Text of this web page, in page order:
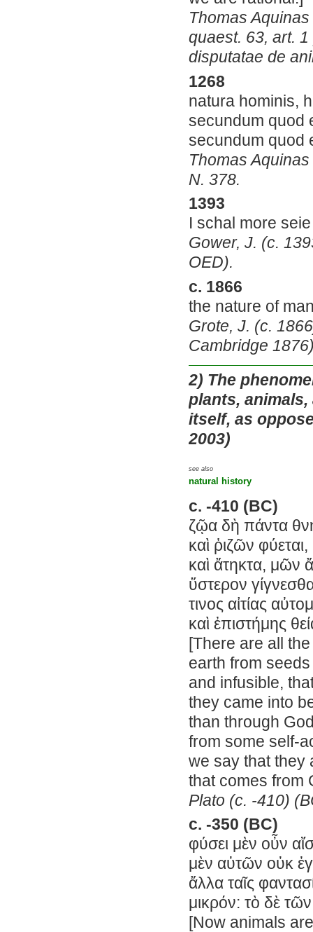
Thomas
quaest. 63, art.
disputatae de
1268
natura hominis,
secundum quod
secundum quod
Thomas
N. 378.
1393
I schal more
Gower, J. (c.
OED).
c. 1866
the nature of
Grote, J. (c.
Cambridge
2) The
plants,
itself, as
2003)
see also
natural history
c. -410 (BC)
ζῷα δὴ πάντα
καὶ ῥιζῶν
καὶ ἄτηκτα, μῶν
ὕστερον
τινος αἰτίας
καὶ ἐπιστήμης
[There are all
earth from
and infusible,
they came into
than through
from some self-
we say that they
that comes from
Plato (c. -410)
c. -350 (BC)
φύσει μὲν οὖν
μὲν αὐτῶν οὐκ
ἄλλα ταῖς
μικρόν: τὸ δὲ
[Now animals